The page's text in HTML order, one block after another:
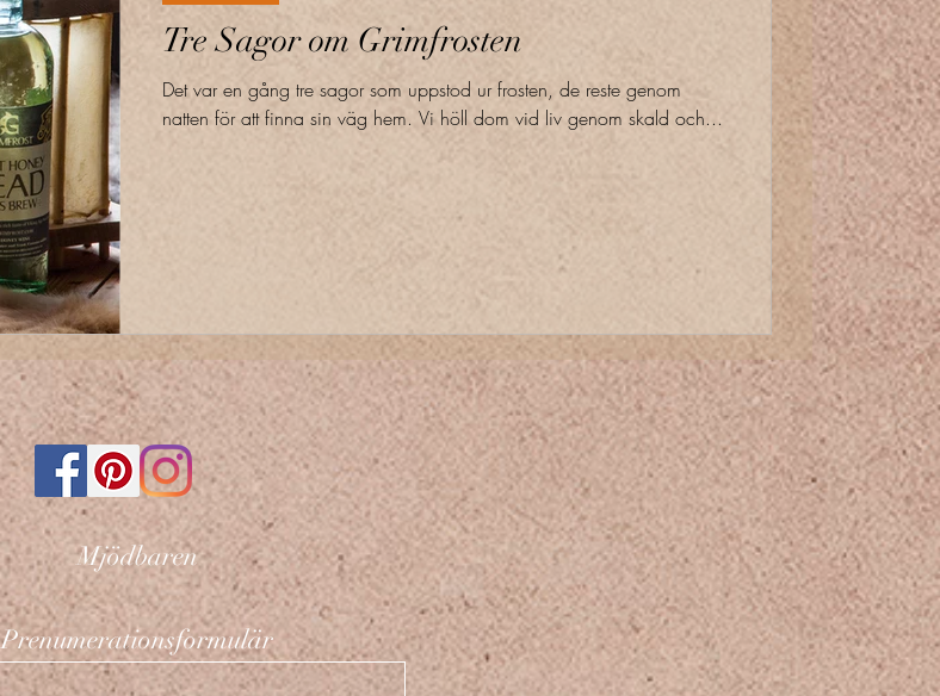
Tre Sagor om Grimfrosten
Det var en gång tre sagor som uppstod ur frosten, de reste genom
natten för att finna sin väg hem. Vi höll dom vid liv genom skald och...
Mjödbaren
Prenumerationsformulär